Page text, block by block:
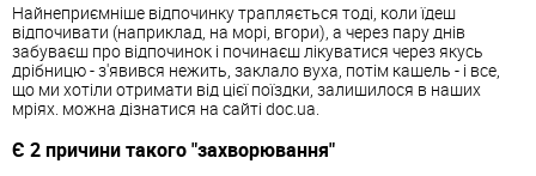
Найнеприємніше відпочинку трапляється тоді, коли їдеш
відпочивати (наприклад, на морі, вгори), а через пару днів
забуваєш про відпочинок і починаєш лікуватися через якусь
дрібницю - з'явився нежить, заклало вуха, потім кашель - і все,
що ми хотіли отримати від цієї поїздки, залишилося в наших
мріях. можна дізнатися на сайті doc.ua.
Є 2 причини такого "захворювання"